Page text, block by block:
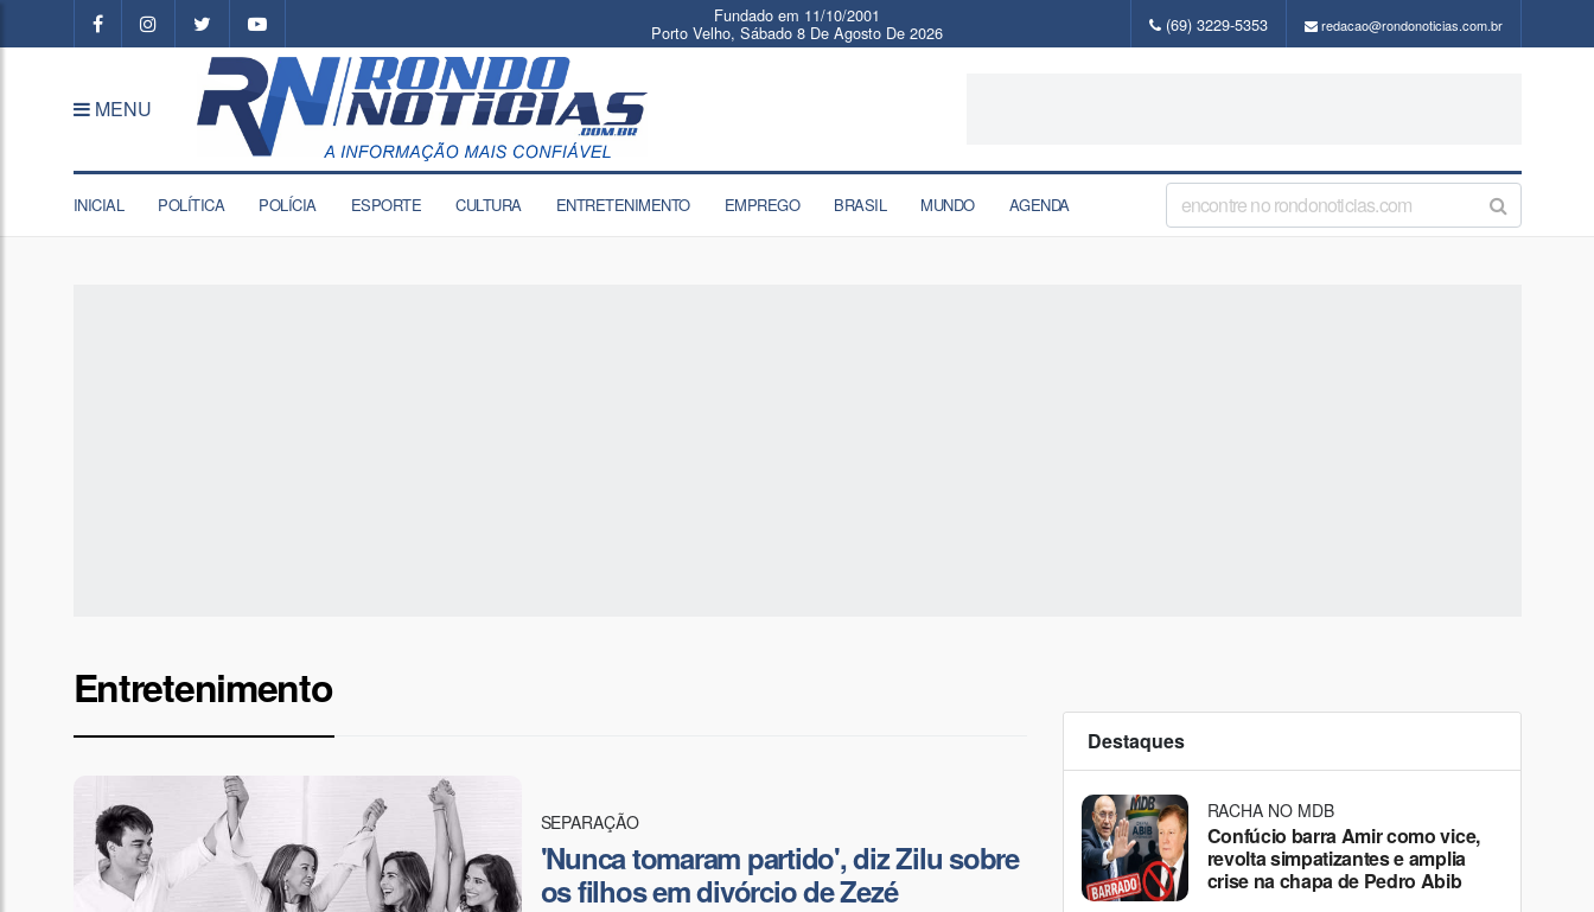
Fundado em 11/10/2001
Porto Velho, Sábado 8 De Agosto De 2026 (69) 3229-5353 redacao@rondonoticias.com.br
MENU
INICIAL POLÍTICA POLÍCIA ESPORTE CULTURA ENTRETENIMENTO EMPREGO BRASIL MUNDO AGENDA
Entretenimento
SEPARAÇÃO
'Nunca tomaram partido', diz Zilu sobre
os filhos em divórcio de Zezé
Destaques
RACHA NO MDB
Confúcio barra Amir como vice,
revolta simpatizantes e amplia
crise na chapa de Pedro Abib